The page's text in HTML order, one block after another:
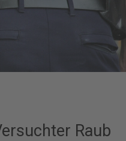
Raub